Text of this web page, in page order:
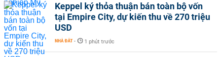
Keppel ký thỏa thuận bán toàn bộ vốn
tại Empire City, dự kiến thu về 270 triệu
USD
NHÀ ĐẤT - 1 phút trước